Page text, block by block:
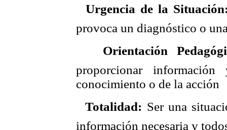
Urgencia de la
provoca un diagnóstico o
Orientación
proporcionar
conocimiento o de la acción
Totalidad: Ser una
información necesaria y